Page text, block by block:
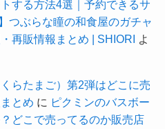
する方法4選｜予約できるサ
つぶらな瞳の和食屋のガチャ
再販情報まとめ | SHIORI よ
らたまご）第2弾はどこに売
とめ に ピクミンのバスボー
どこで売ってるのか販売店